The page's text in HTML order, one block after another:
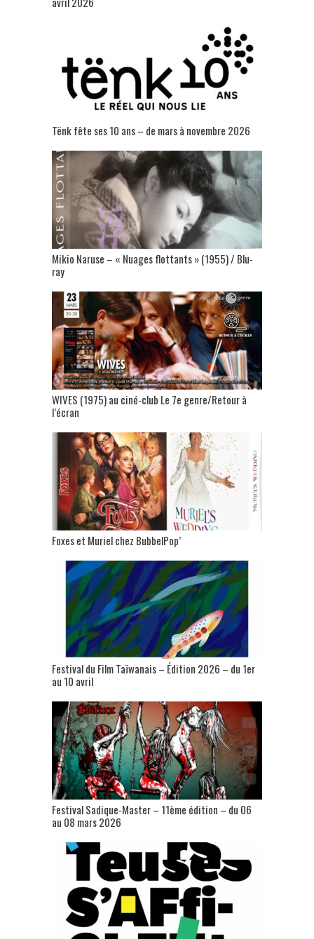
Tënk fête ses 10 ans – de mars à novembre 2026
Mikio Naruse – « Nuages flottants » (1955) / Blu-
ray
WIVES (1975) au ciné-club Le 7e genre/Retour à
l’écran
Foxes et Muriel chez BubbelPop’
Festival du Film Taïwanais – Édition 2026 – du 1er
au 10 avril
Festival Sadique-Master – 11ème édition – du 06
au 08 mars 2026